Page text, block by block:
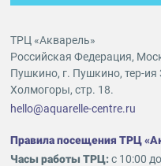
ТРЦ «Акварель»
Российская Федерация,
Пушкино, г. Пушкино, тер-
Холмогоры, стр. 18.
hello@aquarelle-centre.ru
Правила посещения ТРЦ
Часы работы ТРЦ:с 10:00